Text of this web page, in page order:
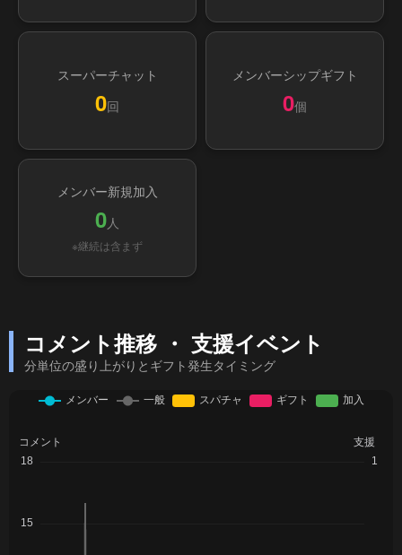
スーパーチャット
0回
メンバーシップギフト
0個
メンバー新規加入
0人
※継続は含まず
コメント推移 ・ 支援イベント
分単位の盛り上がりとギフト発生タイミング